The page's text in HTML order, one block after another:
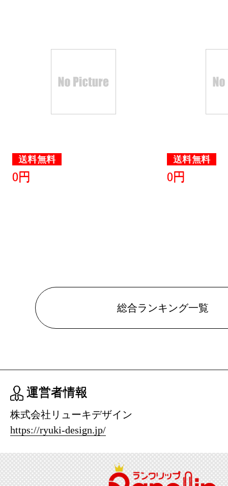
送料無料
0円
送料無料
0円
総合ランキング一覧
運営者情報
株式会社リューキデザイン
https://ryuki-design.jp/